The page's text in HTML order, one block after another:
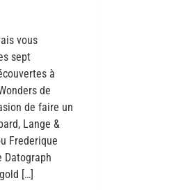
vous
sept
à
de
de faire un
Lange &
Frederique
Datograph
[…]